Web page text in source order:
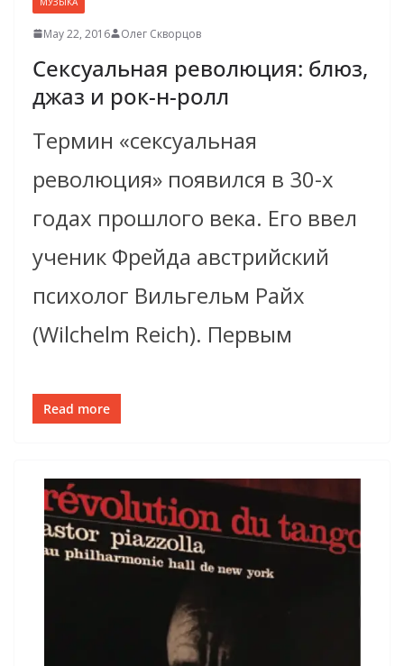
May 22, 2016 Олег Скворцов
Сексуальная революция: блюз,
джаз и рок-н-ролл
Термин «сексуальная
революция» появился в 30-х
годах прошлого века. Его ввел
ученик Фрейда австрийский
психолог Вильгельм Райх
(Wilchelm Reich). Первым
Read more